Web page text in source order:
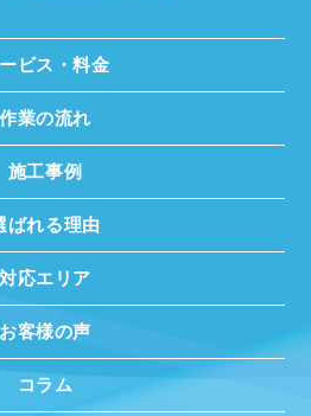
ビス・料金
作業の流れ
施工事例
ばれる理由
対応エリア
お客様の声
コラム